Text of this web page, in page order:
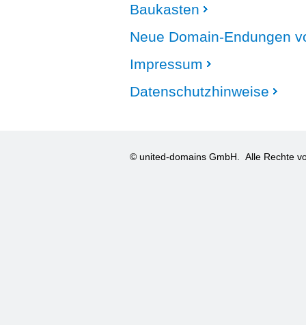
Baukasten
Neue Domain-Endungen
Impressum
Datenschutzhinweise
© united-domains GmbH. Alle Rechte